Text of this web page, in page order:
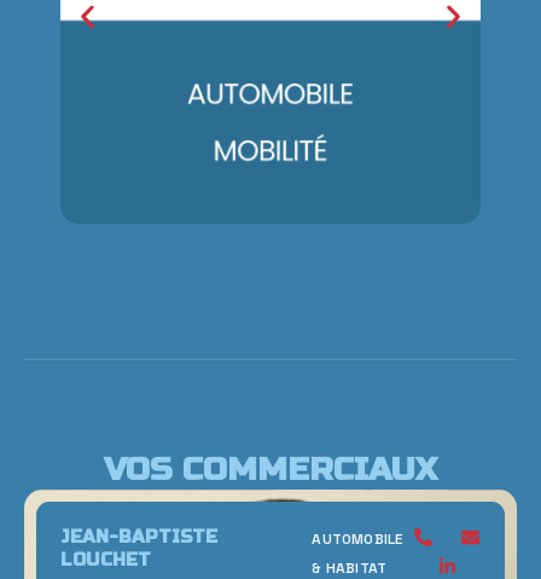
VOS COMMERCIAUX
JEAN-BAPTISTE
LOUCHET
AUTOMOBILE
& HABITAT